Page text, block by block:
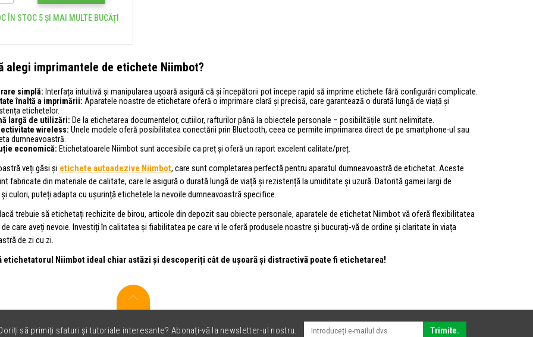
ÎN STOC 5 ȘI MAI MULTE BUCĂŢI
alegi imprimantele de etichete Niimbot?
simplă: Interfața intuitivă și manipularea ușoară asigură că și începătorii pot începe rapid să imprime etichete fără configurări complicate.
înaltă a imprimării: Aparatele noastre de etichetare oferă o imprimare clară și precisă, care garantează o durată lungă de viață și
etichetelor.
largă de utilizări: De la etichetarea documentelor, cutiilor, rafturilor până la obiectele personale – posibilitățile sunt nelimitate.
wireless: Unele modele oferă posibilitatea conectării prin Bluetooth, ceea ce permite imprimarea direct de pe smartphone-ul sau
dumneavoastră.
economică: Etichetatoarele Niimbot sunt accesibile ca preț și oferă un raport excelent calitate/preț.
veți găsi și etichete autoadezive Niimbot, care sunt completarea perfectă pentru aparatul dumneavoastră de etichetat. Aceste
fabricate din materiale de calitate, care le asigură o durată lungă de viață și rezistență la umiditate și uzură. Datorită gamei largi de
culori, puteți adapta cu ușurință etichetele la nevoile dumneavoastră specifice.
trebuie să etichetați rechizite de birou, articole din depozit sau obiecte personale, aparatele de etichetat Niimbot vă oferă flexibilitatea
care aveți nevoie. Investiți în calitatea și fiabilitatea pe care vi le oferă produsele noastre și bucurați-vă de ordine și claritate în viața
de zi cu zi.
etichetatorul Niimbot ideal chiar astăzi și descoperiți cât de ușoară și distractivă poate fi etichetarea!
să primiți sfaturi și tutoriale interesante? Abonați-vă la newsletter-ul nostru. Trimite.